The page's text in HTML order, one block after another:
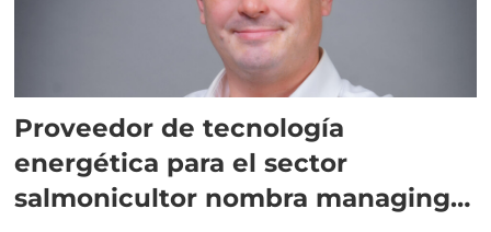
Proveedor de tecnología
energética para el sector
salmonicultor nombra managing